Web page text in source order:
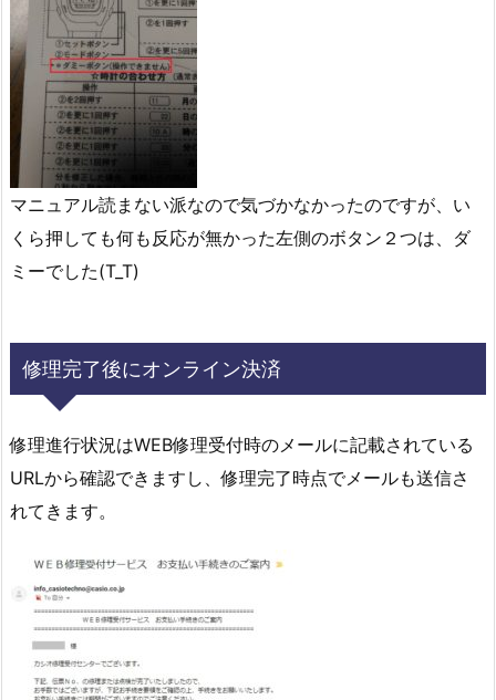
マニュアル読まない派なので気づかなかったのですが、い
くら押しても何も反応が無かった左側のボタン２つは、ダ
ミーでした(T_T)
修理完了後にオンライン決済
修理進行状況はWEB修理受付時のメールに記載されている
URLから確認できますし、修理完了時点でメールも送信さ
れてきます。